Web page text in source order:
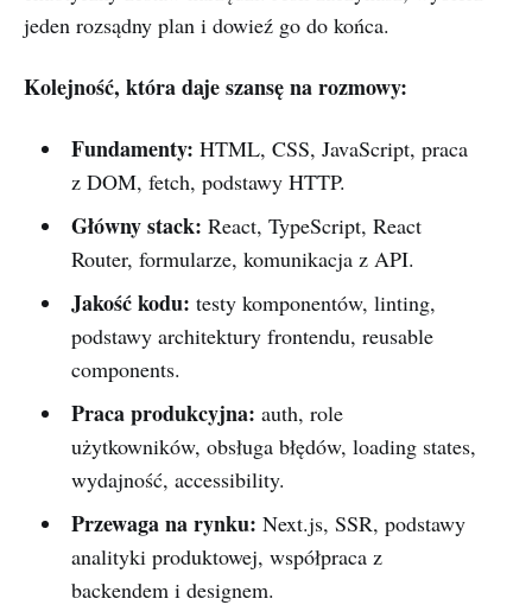
jeden rozsądny plan i dowieź go do końca.
Kolejność, która daje szansę na rozmowy:
Fundamenty: HTML, CSS, JavaScript, praca
z DOM, fetch, podstawy HTTP.
Główny stack: React, TypeScript, React
Router, formularze, komunikacja z API.
Jakość kodu: testy komponentów, linting,
podstawy architektury frontendu, reusable
components.
Praca produkcyjna: auth, role
użytkowników, obsługa błędów, loading states,
wydajność, accessibility.
Przewaga na rynku: Next.js, SSR, podstawy
analityki produktowej, współpraca z
backendem i designem.